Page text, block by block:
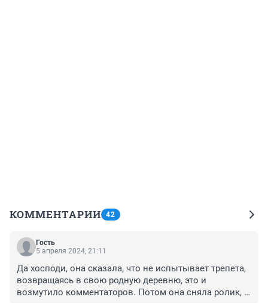
КОММЕНТАРИИ 42
Гость
5 апреля 2024, 21:11
Да хосподи, она сказала, что не испытывает трепета,
возвращаясь в свою родную деревню, это и
возмутило комментаторов. Потом она сняла ролик,